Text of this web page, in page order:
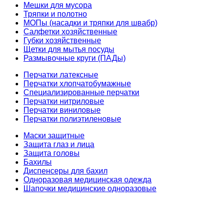
Мешки для мусора
Тряпки и полотно
МОПы (насадки и тряпки для швабр)
Салфетки хозяйственные
Губки хозяйственные
Щетки для мытья посуды
Размывочные круги (ПАДы)
Перчатки латексные
Перчатки хлопчатобумажные
Специализированные перчатки
Перчатки нитриловые
Перчатки виниловые
Перчатки полиэтиленовые
Маски защитные
Защита глаз и лица
Защита головы
Бахилы
Диспенсеры для бахил
Одноразовая медицинская одежда
Шапочки медицинские одноразовые